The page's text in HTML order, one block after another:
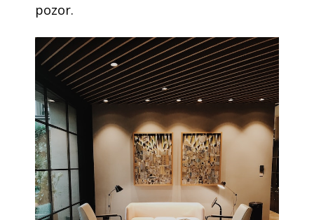
pozor.